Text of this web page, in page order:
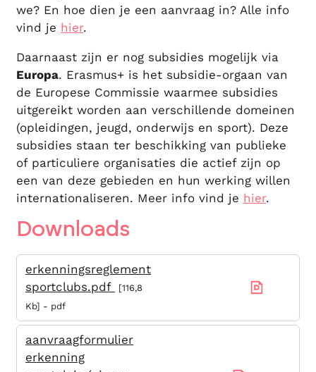
we? En hoe dien je een aanvraag in? Alle info
vind je hier.
Daarnaast zijn er nog subsidies mogelijk via
Europa. Erasmus+ is het subsidie-orgaan van
de Europese Commissie waarmee subsidies
uitgereikt worden aan verschillende domeinen
(opleidingen, jeugd, onderwijs en sport). Deze
subsidies staan ter beschikking van publieke
of particuliere organisaties die actief zijn op
een van deze gebieden en hun werking willen
internationaliseren. Meer info vind je hier.
Downloads
erkenningsreglement
sportclubs.pdf
116,8
Kb
pdf
aanvraagformulier
erkenning